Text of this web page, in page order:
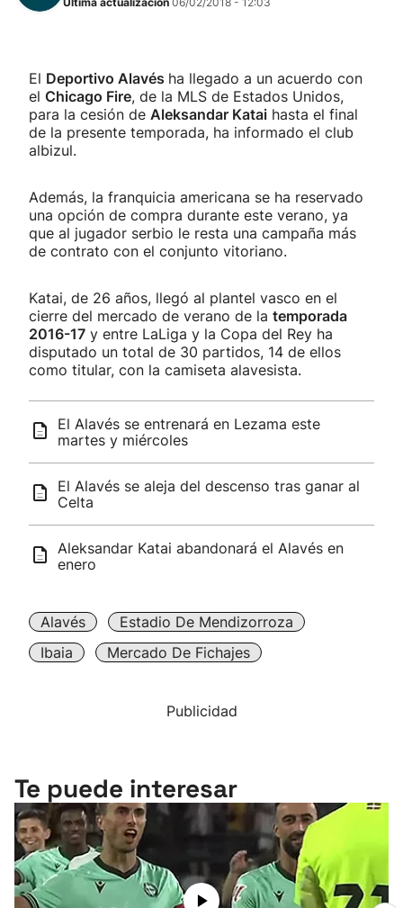
El Deportivo Alavés ha llegado a un acuerdo con
el Chicago Fire, de la MLS de Estados Unidos,
para la cesión de Aleksandar Katai hasta el final
de la presente temporada, ha informado el club
albizul.
Además, la franquicia americana se ha reservado
una opción de compra durante este verano, ya
que al jugador serbio le resta una campaña más
de contrato con el conjunto vitoriano.
Katai, de 26 años, llegó al plantel vasco en el
cierre del mercado de verano de la temporada
2016-17 y entre LaLiga y la Copa del Rey ha
disputado un total de 30 partidos, 14 de ellos
como titular, con la camiseta alavesista.
El Alavés se entrenará en Lezama este
martes y miércoles
El Alavés se aleja del descenso tras ganar al
Celta
Aleksandar Katai abandonará el Alavés en
enero
Alavés
Estadio De Mendizorroza
Ibaia
Mercado De Fichajes
Publicidad
Te puede interesar